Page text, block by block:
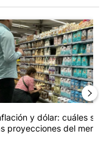
violencia sigue en
de tendencia con
y dólar: cuáles son
proyecciones del merc...